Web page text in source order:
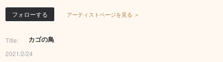
フォローする アーティストページを見る ＞
Title: カゴの鳥
2021/2/24